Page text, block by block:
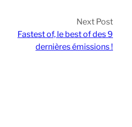
Next Post
Fastest of, le best of des 9
dernières émissions !